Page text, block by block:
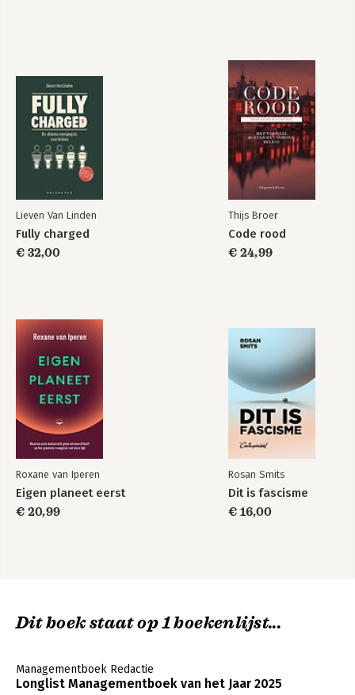
Lieven Van Linden
Fully charged
€ 32,00
Thijs Broer
Code rood
€ 24,99
Roxane van Iperen
Eigen planeet eerst
€ 20,99
Rosan Smits
Dit is fascisme
€ 16,00
Dit boek staat op 1 boekenlijst...
Managementboek Redactie
Longlist Managementboek van het Jaar 2025